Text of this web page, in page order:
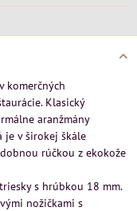
komerčných
Klasický
aranžmány
je v širokej škále
rúčkou z ekokože
s hrúbkou 18 mm.
nožičkami s